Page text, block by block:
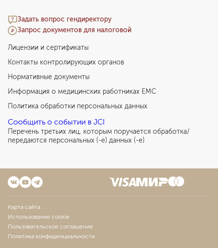
Задать вопрос гендиректору
Запрос документов для налоговой
Лицензии и сертификаты
Контакты контролирующих органов
Нормативные документы
Информация о медицинских работниках EMC
Политика обработки персональных данных
Сообщить о событии в JCI
Перечень третьих лиц, которым поручается обработка/
передаются персональных (-е) данных (-е)
Карта сайта
Использование cookie
Пользовательское соглашение
Политика конфиденциальности